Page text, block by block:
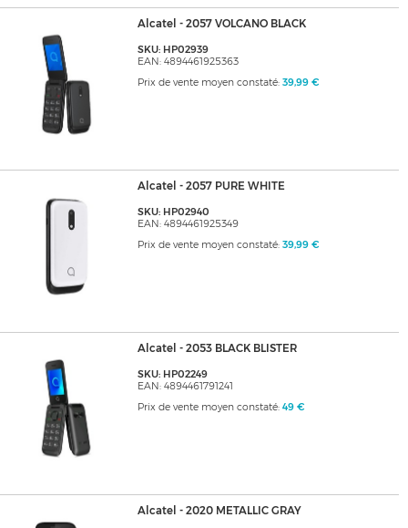
Alcatel - 2057 VOLCANO BLACK
SKU: HP02939
EAN: 4894461925363
Prix de vente moyen constaté: 39,99 €
Alcatel - 2057 PURE WHITE
SKU: HP02940
EAN: 4894461925349
Prix de vente moyen constaté: 39,99 €
Alcatel - 2053 BLACK BLISTER
SKU: HP02249
EAN: 4894461791241
Prix de vente moyen constaté: 49 €
Alcatel - 2020 METALLIC GRAY